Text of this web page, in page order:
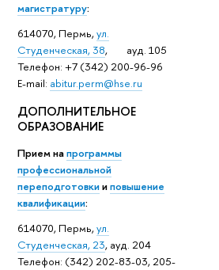
магистратуру:
614070, Пермь,ул.
Студенческая, 38, ауд. 105
Телефон: +7 (342) 200-96-96
E-mail: abitur.perm@hse.ru
ДОПОЛНИТЕЛЬНОЕ
ОБРАЗОВАНИЕ
Прием напрограммы
профессиональной
переподготовкииповышение
квалификации:
614070, Пермь,ул.
Студенческая, 23, ауд. 204
Телефон: (342) 202-83-03, 205-